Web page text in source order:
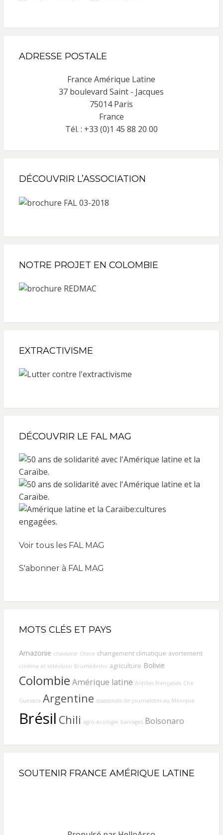
ADRESSE POSTALE
France Amérique Latine
37 boulevard Saint - Jacques
75014 Paris
France
Tél. : +33 (0)1 45 88 20 00
DÉCOUVRIR L’ASSOCIATION
NOTRE PROJET EN COLOMBIE
EXTRACTIVISME
DÉCOUVRIR LE FAL MAG
Voir tous les FAL MAG
S'abonner à FAL MAG
MOTS CLÉS ET PAYS
Amazonie chavisme Chine changement climatique avortement
cinéma et télévision Brumadinho agriculture Bolivie
Colombie Amérique latine Antilles françaises Che
Guevara Argentine assassinats de journalistes au Mexique
Brésil Chili agro-écologie barrages Bolsonaro
SOUTENIR FRANCE AMÉRIQUE LATINE